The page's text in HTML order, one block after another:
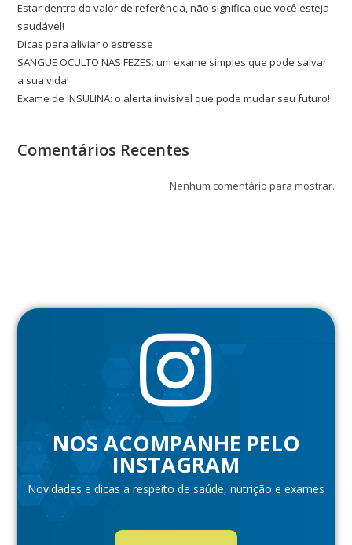
Estar dentro do valor de referência, não significa que você esteja
saudável!
Dicas para aliviar o estresse
SANGUE OCULTO NAS FEZES: um exame simples que pode salvar
a sua vida!
Exame de INSULINA: o alerta invisível que pode mudar seu futuro!
Comentários Recentes
Nenhum comentário para mostrar.
NOS ACOMPANHE PELO
INSTAGRAM
Novidades e dicas a respeito de saúde, nutrição e exames